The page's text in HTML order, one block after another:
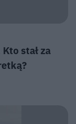
stał za